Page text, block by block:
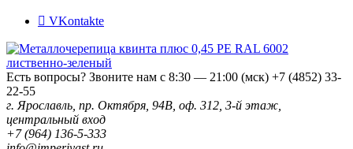
VKontakte
Есть вопросы? Звоните нам с 8:30 — 21:00 (мск) +7 (4852) 33-
22-55
г. Ярославль, пр. Октября, 94В, оф. 312, 3-й этаж,
центральный вход
+7 (964) 136-5-333